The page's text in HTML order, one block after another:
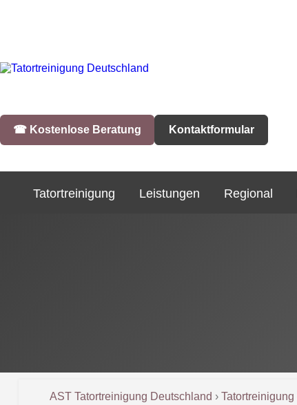
☎︎ Kostenlose Beratung Kontaktformular
Tatortreinigung Leistungen Regional
AST Tatortreinigung Deutschland › Tatortreinigung